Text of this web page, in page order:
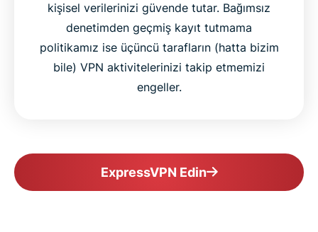
kişisel verilerinizi güvende tutar. Bağımsız
denetimden geçmiş kayıt tutmama
politikamız ise üçüncü tarafların (hatta bizim
bile) VPN aktivitelerinizi takip etmemizi
engeller.
ExpressVPN Edin